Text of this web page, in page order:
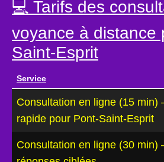
💻 Tarifs des
voyance à distance
Saint-Esprit
Service
Consultation en ligne (15 min)
rapide pour Pont-Saint-Esprit
Consultation en ligne (30 min)